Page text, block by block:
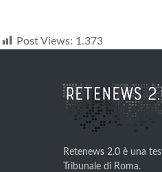
Post Views: 1.373
Retenews 2.0 è una
Tribunale di Roma.